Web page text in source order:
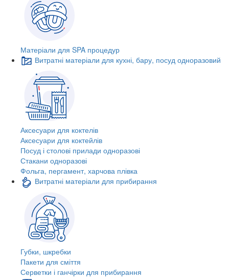
Матеріали для SPA процедур
Витратні матеріали для кухні, бару, посуд одноразовий
Аксесуари для коктелів
Аксесуари для коктейлів
Посуд і столові прилади одноразові
Стакани одноразові
Фольга, пергамент, харчова плівка
Витратні матеріали для прибирання
Губки, шкребки
Пакети для сміття
Серветки і ганчірки для прибирання